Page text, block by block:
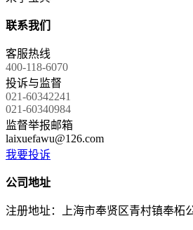
联系我们
客服热线
400-118-6070
投诉与监督
021-60342241
021-60340984
监督举报邮箱
laixuefawu@126.com
我要投诉
公司地址
注册地址：上海市奉贤区青村镇奉柘